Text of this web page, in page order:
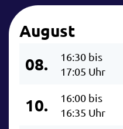
August
08.
16:30 bis
17:05 Uhr
10.
16:00 bis
16:35 Uhr